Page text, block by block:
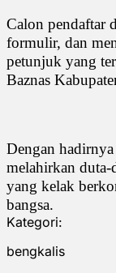
Calon pendaftar
formulir, dan
petunjuk yang
Baznas
Dengan
melahirkan
yang kelak
bangsa.
Kategori:
bengkalis